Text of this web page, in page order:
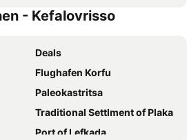
Country Club Hotel & Suites
- Kefalovrisso
Deals
Flughafen Korfu
Paleokastritsa
Traditional Settlment of Plaka
Port of Lefkada